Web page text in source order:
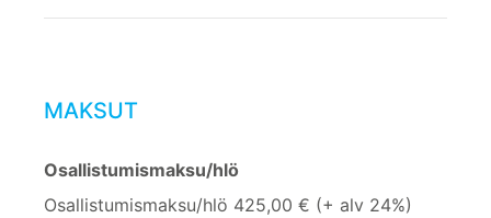
MAKSUT
Osallistumismaksu/hlö
Osallistumismaksu/hlö 425,00 € (+ alv 24%)